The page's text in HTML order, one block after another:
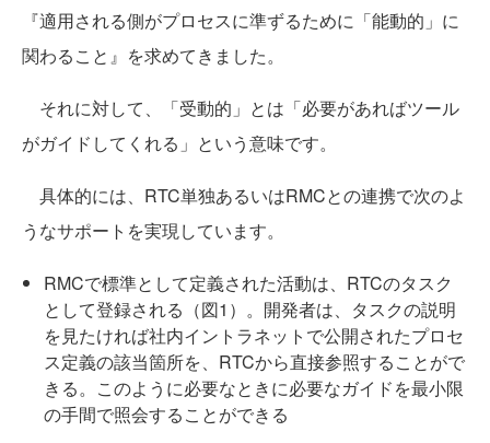
『適用される側がプロセスに準ずるために「能動的」に
関わること』を求めてきました。
それに対して、「受動的」とは「必要があればツール
がガイドしてくれる」という意味です。
具体的には、RTC単独あるいはRMCとの連携で次のよ
うなサポートを実現しています。
RMCで標準として定義された活動は、RTCのタスク
として登録される（図1）。開発者は、タスクの説明
を見たければ社内イントラネットで公開されたプロセ
ス定義の該当箇所を、RTCから直接参照することがで
きる。このように必要なときに必要なガイドを最小限
の手間で照会することができる